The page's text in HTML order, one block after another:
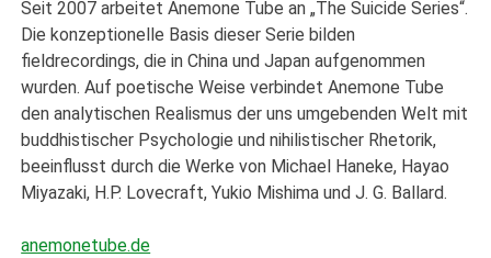
Seit 2007 arbeitet Anemone Tube an „The Suicide Series“.
Die konzeptionelle Basis dieser Serie bilden
fieldrecordings, die in China und Japan aufgenommen
wurden. Auf poetische Weise verbindet Anemone Tube
den analytischen Realismus der uns umgebenden Welt mit
buddhistischer Psychologie und nihilistischer Rhetorik,
beeinflusst durch die Werke von Michael Haneke, Hayao
Miyazaki, H.P. Lovecraft, Yukio Mishima und J. G. Ballard.
anemonetube.de